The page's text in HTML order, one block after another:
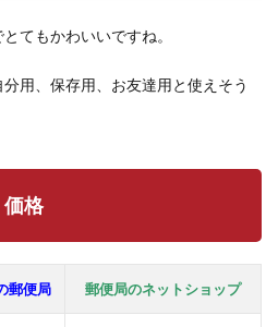
てもかわいいですね。
用、保存用、お友達用と使えそう
格
郵便局 郵便局のネットショップ